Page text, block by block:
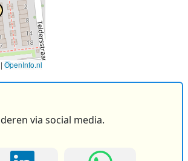
| OpenInfo.nl
via social media.